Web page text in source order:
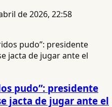
de 2026, 22:58
pudo”: presidente
jacta de jugar ante el